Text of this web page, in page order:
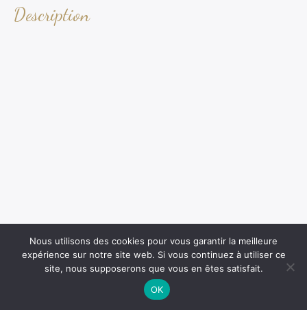
Description
Nous utilisons des cookies pour vous garantir la meilleure
expérience sur notre site web. Si vous continuez à utiliser ce
site, nous supposerons que vous en êtes satisfait.
OK